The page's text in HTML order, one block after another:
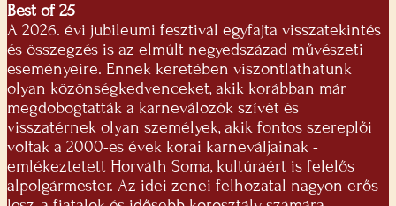
Best of 25
A 2026. évi jubileumi fesztivál egyfajta visszatekintés
és összegzés is az elmúlt negyedszázad művészeti
eseményeire. Ennek keretében viszontláthatunk
olyan közönségkedvenceket, akik korábban már
megdobogtatták a karneválozók szívét és
visszatérnek olyan személyek, akik fontos szereplői
voltak a 2000-es évek korai karneváljainak -
emlékeztetett Horváth Soma, kultúráért is felelős
alpolgármester. Az idei zenei felhozatal nagyon erős